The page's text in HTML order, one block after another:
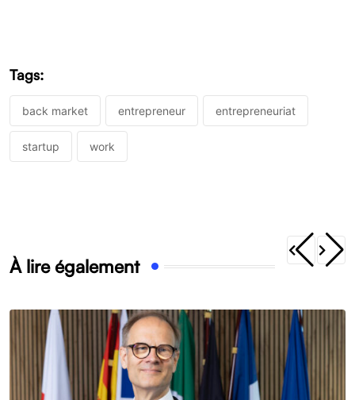
Tags:
back market entrepreneur entrepreneuriat
startup work
À lire également